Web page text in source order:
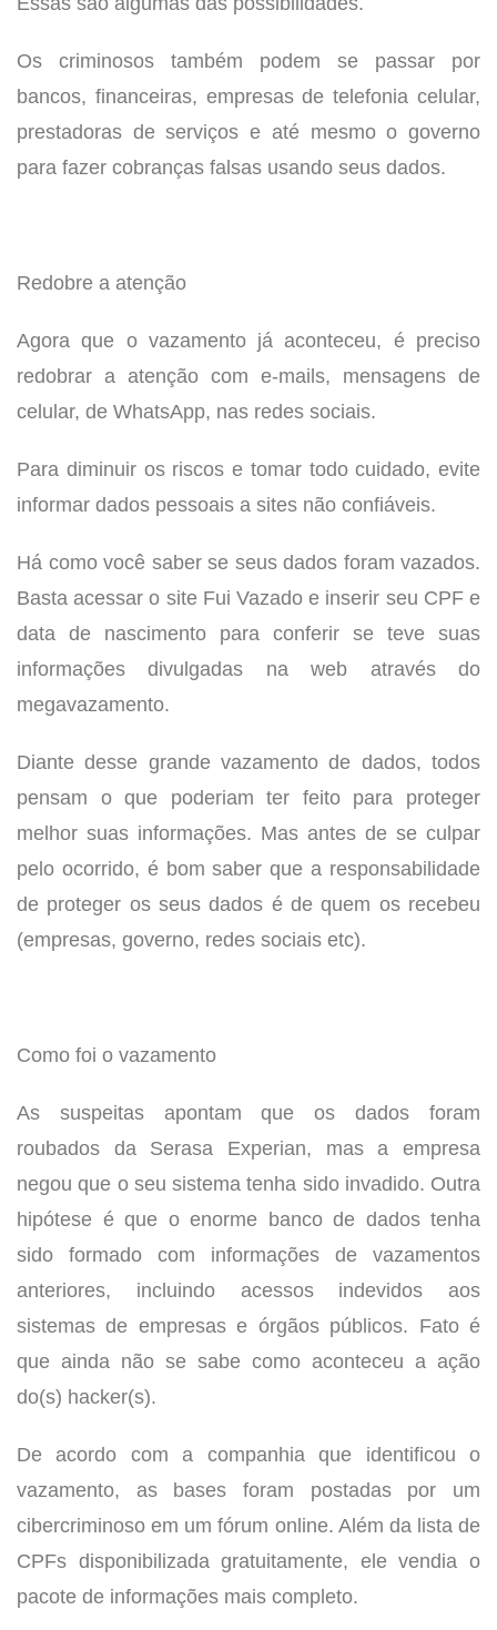
Os criminosos também podem se passar por
bancos, financeiras, empresas de telefonia celular,
prestadoras de serviços e até mesmo o governo
para fazer cobranças falsas usando seus dados.
Redobre a atenção
Agora que o vazamento já aconteceu, é preciso
redobrar a atenção com e-mails, mensagens de
celular, de WhatsApp, nas redes sociais.
Para diminuir os riscos e tomar todo cuidado, evite
informar dados pessoais a sites não confiáveis.
Há como você saber se seus dados foram vazados.
Basta acessar o site Fui Vazado e inserir seu CPF e
data de nascimento para conferir se teve suas
informações divulgadas na web através do
megavazamento.
Diante desse grande vazamento de dados, todos
pensam o que poderiam ter feito para proteger
melhor suas informações. Mas antes de se culpar
pelo ocorrido, é bom saber que a responsabilidade
de proteger os seus dados é de quem os recebeu
(empresas, governo, redes sociais etc).
Como foi o vazamento
As suspeitas apontam que os dados foram
roubados da Serasa Experian, mas a empresa
negou que o seu sistema tenha sido invadido. Outra
hipótese é que o enorme banco de dados tenha
sido formado com informações de vazamentos
anteriores, incluindo acessos indevidos aos
sistemas de empresas e órgãos públicos. Fato é
que ainda não se sabe como aconteceu a ação
do(s) hacker(s).
De acordo com a companhia que identificou o
vazamento, as bases foram postadas por um
cibercriminoso em um fórum online. Além da lista de
CPFs disponibilizada gratuitamente, ele vendia o
pacote de informações mais completo.